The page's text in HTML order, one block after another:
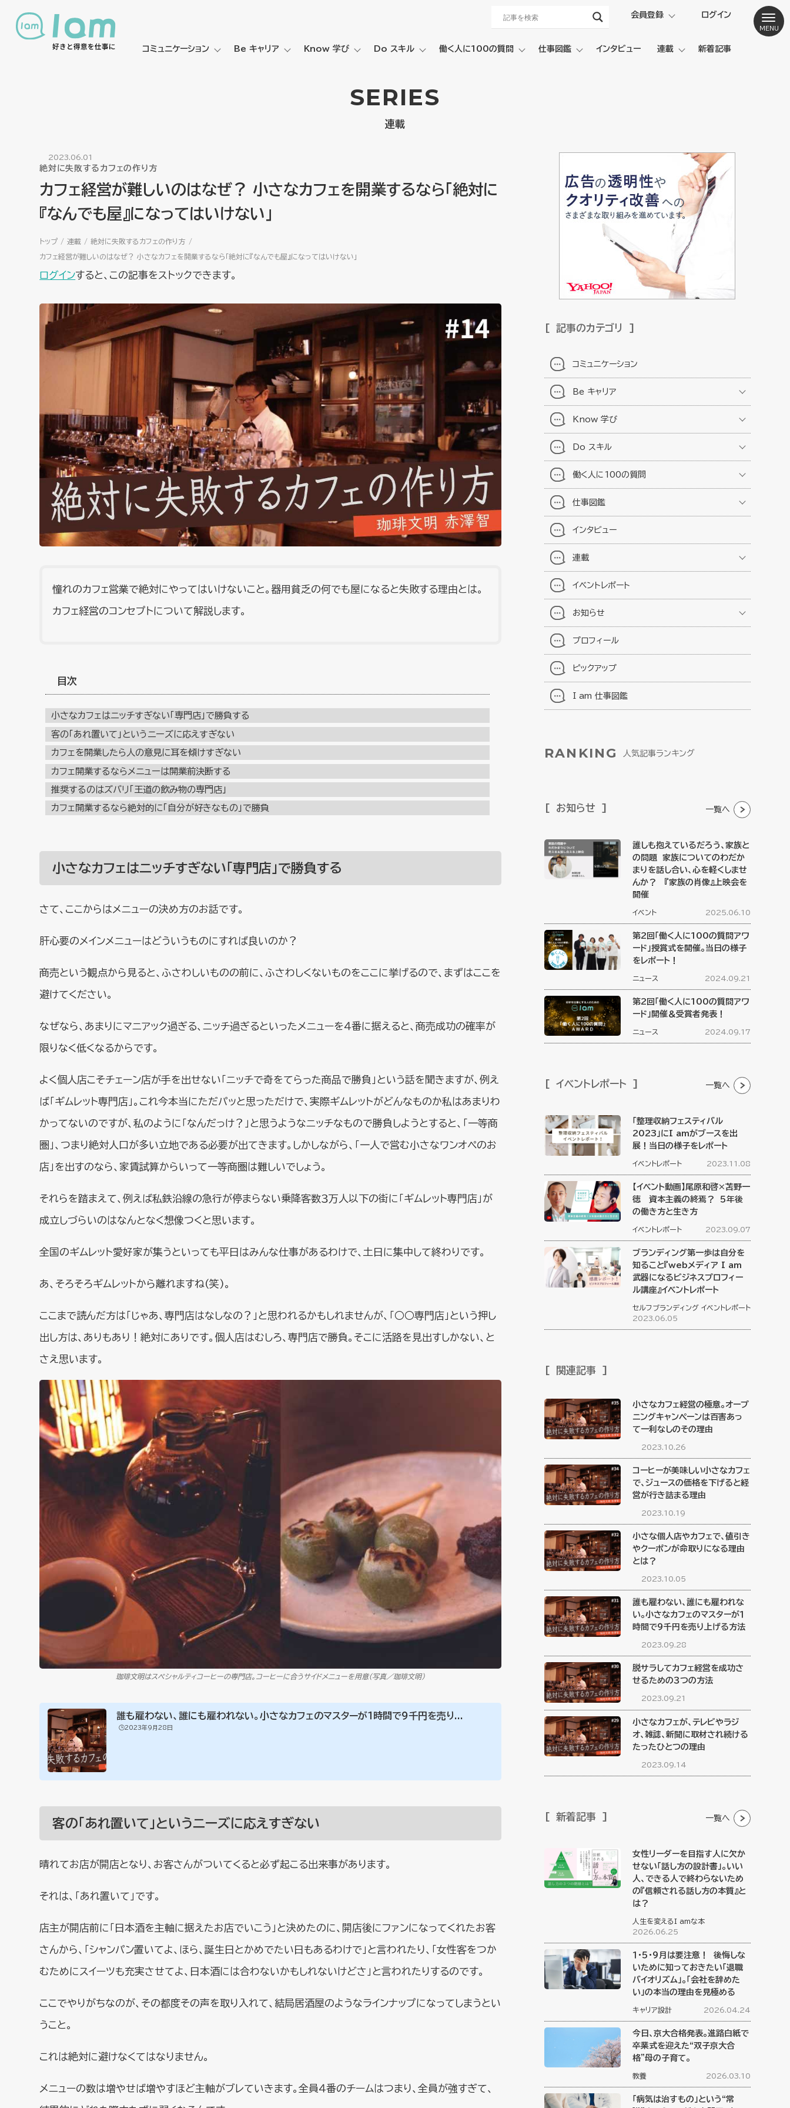
会員登録 ログイン
コミュニケーション Be キャリア Know 学び Do スキル 働く人に100の質問 仕事図鑑 インタビュー 連載 新着記事
SERIES
連載
2023.06.01
絶対に失敗するカフェの作り方
カフェ経営が難しいのはなぜ？ 小さなカフェを開業するなら「絶対に
『なんでも屋』になってはいけない」
トップ 連載 絶対に失敗するカフェの作り方
カフェ経営が難しいのはなぜ？ 小さなカフェを開業するなら「絶対に『なんでも屋』になってはいけない」
ログインすると、この記事をストックできます。
憧れのカフェ営業で絶対にやってはいけないこと。器用貧乏の何でも屋になると失敗する理由とは。
カフェ経営のコンセプトについて解説します。
目次
小さなカフェはニッチすぎない「専門店」で勝負する
客の「あれ置いて」というニーズに応えすぎない
カフェを開業したら人の意見に耳を傾けすぎない
カフェ開業するならメニューは開業前決断する
推奨するのはズバリ「王道の飲み物の専門店」
カフェ開業するなら絶対的に「自分が好きなもの」で勝負
小さなカフェはニッチすぎない「専門店」で勝負する
さて、ここからはメニューの決め方のお話です。
肝心要のメインメニューはどういうものにすれば良いのか？
商売という観点から見ると、ふさわしいものの前に、ふさわしくないものをここに挙げるので、まずはここを
避けてください。
なぜなら、あまりにマニアック過ぎる、ニッチ過ぎるといったメニューを４番に据えると、商売成功の確率が
限りなく低くなるからです。
よく個人店こそチェーン店が手を出せない「ニッチで奇をてらった商品で勝負」という話を聞きますが、例え
ば「ギムレット専門店」。これ今本当にただパッと思っただけで、実際ギムレットがどんなものか私はあまりわ
かってないのですが、私のように「なんだっけ？」と思うようなニッチなもので勝負しようとすると、「一等商
圏」、つまり絶対人口が多い立地である必要が出てきます。しかしながら、「一人で営む小さなワンオペのお
店」を出すのなら、家賃試算からいって一等商圏は難しいでしょう。
それらを踏まえて、例えば私鉄沿線の急行が停まらない乗降客数３万人以下の街に「ギムレット専門店」が
成立しづらいのはなんとなく想像つくと思います。
全国のギムレット愛好家が集うといっても平日はみんな仕事があるわけで、土日に集中して終わりです。
あ、そろそろギムレットから離れますね(笑)。
ここまで読んだ方は「じゃあ、専門店はなしなの？」と思われるかもしれませんが、「○○専門店」という押し
出し方は、ありもあり！絶対にありです。個人店はむしろ、専門店で勝負。そこに活路を見出すしかない、と
さえ思います。
珈琲文明はスペシャルティコーヒーの専門店。コーヒーに合うサイドメニューを用意（写真／珈琲文明）
誰も雇わない、誰にも雇われない。小さなカフェのマスターが１時間で９千円を売り...
🕒️2023年9月28日
客の「あれ置いて」というニーズに応えすぎない
晴れてお店が開店となり、お客さんがついてくると必ず起こる出来事があります。
それは、「あれ置いて」です。
店主が開店前に「日本酒を主軸に据えたお店でいこう」と決めたのに、開店後にファンになってくれたお客
さんから、「シャンパン置いてよ、ほら、誕生日とかめでたい日もあるわけで」と言われたり、「女性客をつか
むためにスイーツも充実させてよ、日本酒には合わないかもしれないけどさ」と言われたりするのです。
ここでやりがちなのが、その都度その声を取り入れて、結局居酒屋のようなラインナップになってしまうとい
うこと。
これは絶対に避けなくてはなりません。
メニューの数は増やせば増やすほど主軸がブレていきます。全員４番のチームはつまり、全員が強すぎて、
記事のカテゴリ
コミュニケーション
Be キャリア
Know 学び
Do スキル
働く人に100の質問
仕事図鑑
インタビュー
連載
イベントレポート
お知らせ
プロフィール
ピックアップ
I am 仕事図鑑
RANKING 人気記事ランキング
お知らせ 一覧へ
誰しも抱えているだろう、家族と
の問題 家族についてのわだか
まりを話し合い、心を軽くしませ
んか？ 『家族の肖像』上映会を
開催
イベント 2025.06.10
第2回「働く人に100の質問アワ
ード」授賞式を開催。当日の様子
をレポート！
ニュース 2024.09.21
第2回「働く人に100の質問アワ
ード」開催＆受賞者発表！
ニュース 2024.09.17
イベントレポート 一覧へ
「整理収納フェスティバル
2023」にI amがブースを出
展！当日の様子をレポート
イベントレポート 2023.11.08
【イベント動画】尾原和啓×苫野一
徳 資本主義の終焉？ ５年後
の働き方と生き方
イベントレポート 2023.09.07
ブランディング第一歩は自分を
知ること『webメディア I am
武器になるビジネスプロフィー
ル講座』イベントレポート
セルフブランディング イベントレポート
2023.06.05
関連記事
小さなカフェ経営の極意。オープ
ニングキャンペーンは百害あっ
て一利なしのその理由
2023.10.26
コーヒーが美味しい小さなカフェ
で、ジュースの価格を下げると経
営が行き詰まる理由
2023.10.19
小さな個人店やカフェで、値引き
やクーポンが命取りになる理由
とは？
2023.10.05
誰も雇わない、誰にも雇われな
い。小さなカフェのマスターが１
時間で９千円を売り上げる方法
2023.09.28
脱サラしてカフェ経営を成功さ
せるための３つの方法
2023.09.21
小さなカフェが、テレビやラジ
オ、雑誌、新聞に取材され続ける
たったひとつの理由
2023.09.14
新着記事 一覧へ
女性リーダーを目指す人に欠か
せない「話し方の設計書」。いい
人、できる人で終わらないため
の『信頼される話し方の本質』と
は？
人生を変えるI amな本
2026.06.25
１・５・９月は要注意！ 後悔しな
いために知っておきたい「退職
バイオリズム」。「会社を辞めた
い」の本当の理由を見極める
キャリア設計 2026.04.24
今日、京大合格発表。進路白紙で
卒業式を迎えた“双子京大合
格”母の子育て。
教養 2026.03.10
「病気は治すもの」という“常